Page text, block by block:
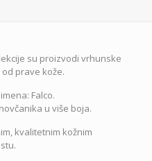
su proizvodi vrhunske
prave kože.
Falco.
u više boja.
kvalitetnim kožnim